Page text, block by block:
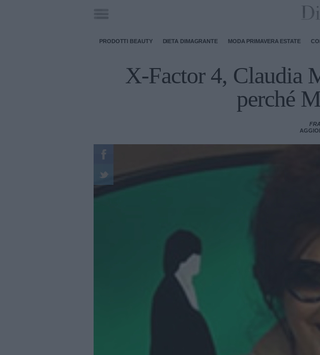
PRODOTTI BEAUTY DIETA DIMAGRANTE MODA PRIMAVERA ESTATE
X-Factor 4, Claudia
perché